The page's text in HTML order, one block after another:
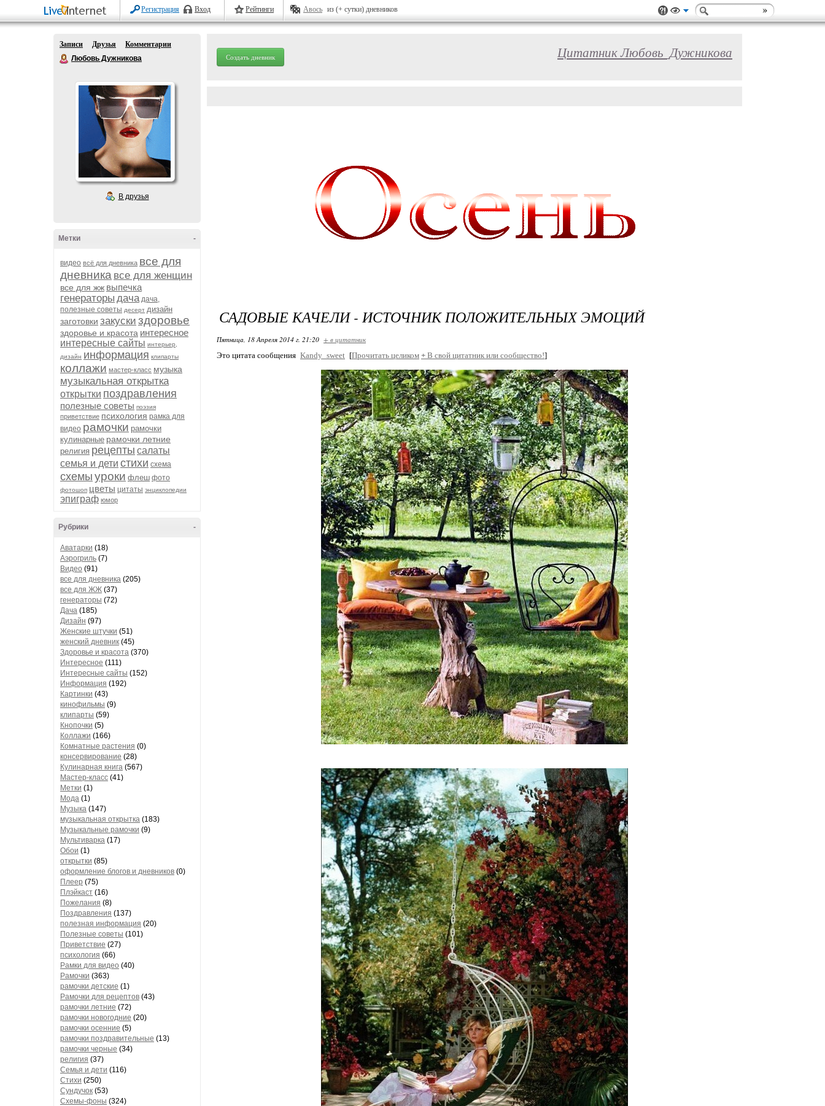
Регистрация Вход Рейтинги Авось из (+ сутки) дневников
Записи Друзья
Комментарии
Любовь Дужникова
В друзья
-
Метки
видео всё для дневника все для
дневника все для женщин
все для жж выпечка
генераторы дача дача,
полезные советы десерт дизайн
заготовки закуски здоровье
здоровье и красота интересное
интересные сайты интерьер,
дизайн информация клипарты
коллажи мастер-класс музыка
музыкальная открытка
открытки поздравления
полезные советы поэзия
приветствие психология рамка для
видео рамочки рамочки
кулинарные рамочки летние
религия рецепты салаты
семья и дети стихи схема
схемы уроки флеш фото
фотошоп цветы цитаты энциклопедии
эпиграф юмор
-
Рубрики
Аватарки (18)
Аэрогриль (7)
Видео (91)
все для дневника (205)
все для ЖЖ (37)
генераторы (72)
Дача (185)
Дизайн (97)
Женские штучки (51)
женский дневник (45)
Здоровье и красота (370)
Интересное (111)
Интересные сайты (152)
Информация (192)
Картинки (43)
кинофильмы (9)
клипарты (59)
Кнопочки (5)
Коллажи (166)
Комнатные растения (0)
консервирование (28)
Кулинарная книга (567)
Мастер-класс (41)
Метки (1)
Мода (1)
Музыка (147)
музыкальная открытка (183)
Музыкальные рамочки (9)
Мультиварка (17)
Обои (1)
открытки (85)
оформление блогов и дневников (0)
Плеер (75)
Плэйкаст (16)
Пожелания (8)
Поздравления (137)
полезная информация (20)
Полезные советы (101)
Приветствие (27)
психология (66)
Рамки для видео (40)
Рамочки (363)
рамочки детские (1)
Рамочки для рецептов (43)
рамочки летние (72)
рамочки новогодние (20)
рамочки осенние (5)
рамочки поздравительные (13)
рамочки черные (34)
религия (37)
Семья и дети (116)
Стихи (250)
Сундучок (53)
Схемы-фоны (324)
Создать дневник Цитатник Любовь_Дужникова
САДОВЫЕ КАЧЕЛИ - ИСТОЧНИК ПОЛОЖИТЕЛЬНЫХ ЭМОЦИЙ
Пятница, 18 Апреля 2014 г. 21:20 + в цитатник
Это цитата сообщения Kandy_sweet [Прочитать целиком + В свой цитатник или сообщество!]